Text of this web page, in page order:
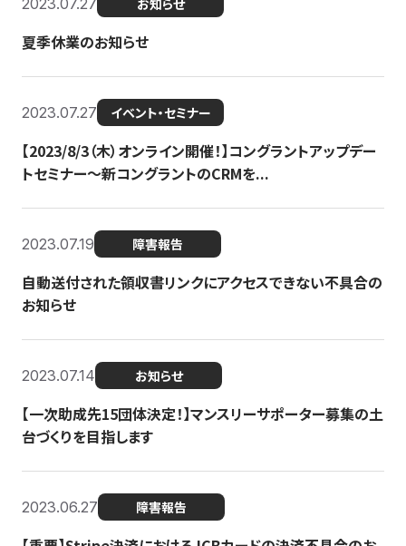
2023.07.27 お知らせ
夏季休業のお知らせ
2023.07.27 イベント・セミナー
【2023/8/3（木）オンライン開催！】コングラントアップデー
トセミナー〜新コングラントのCRMを...
2023.07.19 障害報告
自動送付された領収書リンクにアクセスできない不具合の
お知らせ
2023.07.14 お知らせ
【一次助成先15団体決定！】マンスリーサポーター募集の土
台づくりを目指します
2023.06.27 障害報告